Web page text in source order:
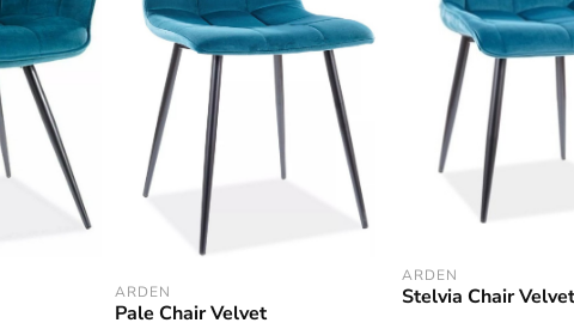
ARDEN
Pale Chair Velvet
ARDEN
Stelvia Chair Velvet